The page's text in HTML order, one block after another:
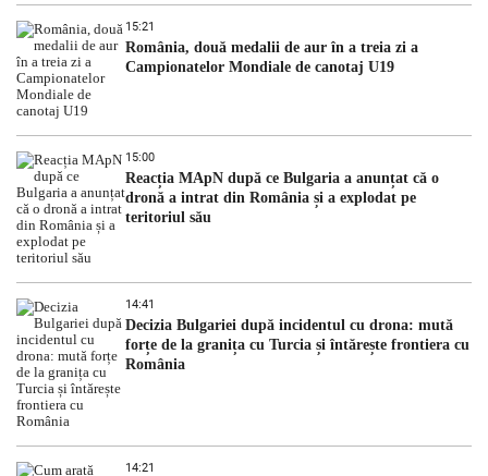
15:21
România, două medalii de aur în a treia zi a
Campionatelor Mondiale de canotaj U19
15:00
Reacția MApN după ce Bulgaria a anunțat că o
dronă a intrat din România și a explodat pe
teritoriul său
14:41
Decizia Bulgariei după incidentul cu drona: mută
forțe de la granița cu Turcia și întărește frontiera cu
România
14:21